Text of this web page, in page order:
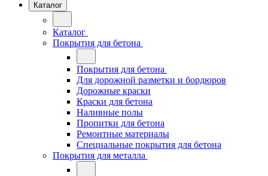
Каталог
Каталог
Покрытия для бетона
Покрытия для бетона
Для дорожной разметки и бордюров
Дорожные краски
Краски для бетона
Наливные полы
Пропитки для бетона
Ремонтные материалы
Специальные покрытия для бетона
Покрытия для металла